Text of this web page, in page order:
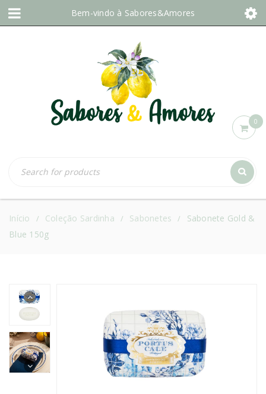
Bem-vindo à Sabores&Amores
0
Início / Coleção Sardinha / Sabonetes /
Sabonete Gold &
Blue 150g